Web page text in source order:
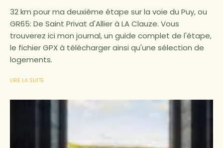
32 km pour ma deuxième étape sur la voie du Puy, ou
GR65: De Saint Privat d'Allier à LA Clauze. Vous
trouverez ici mon journal, un guide complet de l'étape,
le fichier GPX à télécharger ainsi qu'une sélection de
logements.
LIRE LA SUITE